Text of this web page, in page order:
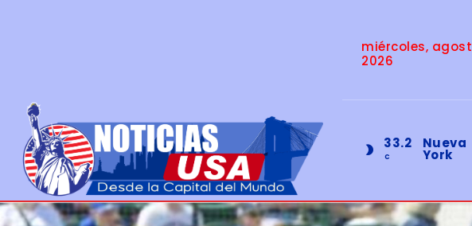
miércoles,
2026
33.2
C
Nueva
York